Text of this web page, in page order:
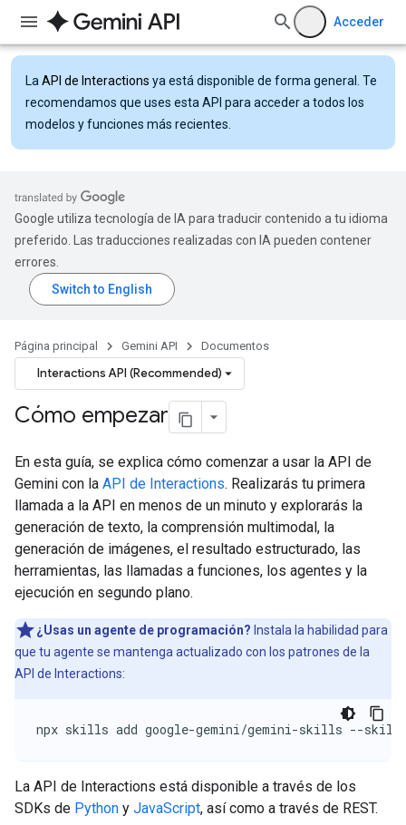
Acceder
La API de Interactions ya está disponible de forma general. Te
recomendamos que uses esta API para acceder a todos los
modelos y funciones más recientes.
Google utiliza tecnología de IA para traducir contenido a tu idioma
preferido. Las traducciones realizadas con IA pueden contener
errores.
Página principal Gemini API Documentos
Interactions API (Recommended)
Cómo empezar
En esta guía, se explica cómo comenzar a usar la API de
Gemini con la API de Interactions. Realizarás tu primera
llamada a la API en menos de un minuto y explorarás la
generación de texto, la comprensión multimodal, la
generación de imágenes, el resultado estructurado, las
herramientas, las llamadas a funciones, los agentes y la
ejecución en segundo plano.
¿Usas un agente de programación? Instala la habilidad para
que tu agente se mantenga actualizado con los patrones de la
API de Interactions:
npx skills add google-gemini/gemini-skills --skill
La API de Interactions está disponible a través de los
SDKs de Python y JavaScript, así como a través de REST.